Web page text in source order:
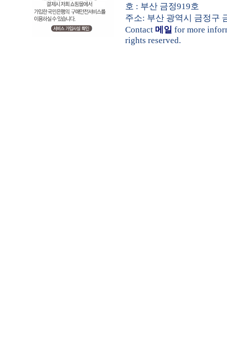
호 : 부산 금정919호
주소: 부산 광역시 금정구
Contact 메일 for more
rights reserved.